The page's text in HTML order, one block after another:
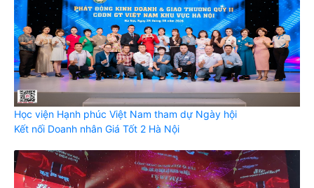
Học viện Hạnh phúc Việt Nam tham dự Ngày hội
Kết nối Doanh nhân Giá Tốt 2 Hà Nội